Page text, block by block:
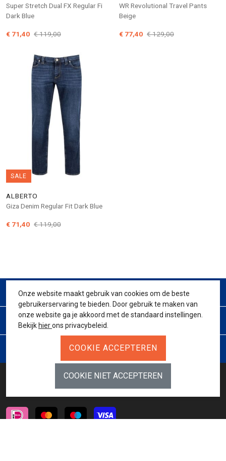
Super Stretch Dual FX Regular Fi
Dark Blue
€ 71,40 € 119,00
WR Revolutional Travel Pants
Beige
€ 77,40 € 129,00
SALE
ALBERTO
Giza Denim Regular Fit Dark Blue
€ 71,40 € 119,00
CONTACT
KLANTENSERVICE
Onze website maakt gebruik van cookies om de beste
gebruikerservaring te bieden. Door gebruik te maken van
onze website ga je akkoord met de standaard instellingen.
Bekijk hierons privacybeleid.